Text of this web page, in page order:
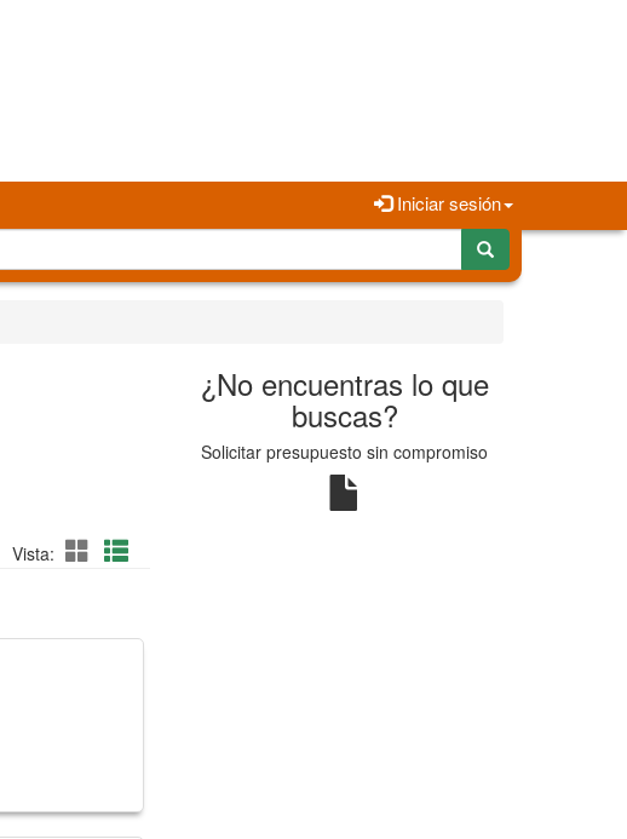
Iniciar sesión
Vista:
¿No encuentras lo que
buscas?
Solicitar presupuesto sin compromiso